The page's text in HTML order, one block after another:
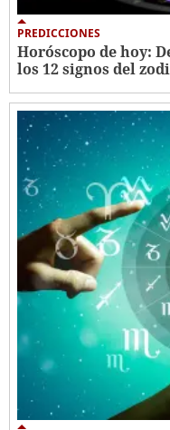
PREDICCIONES
Horóscopo de hoy:
los 12 signos del